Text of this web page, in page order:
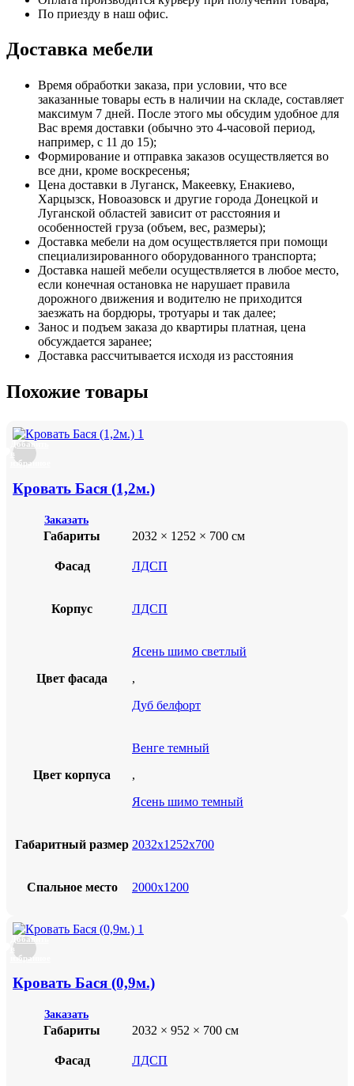
По приезду в наш офис.
Доставка мебели
Время обработки заказа, при условии, что все
заказанные товары есть в наличии на складе, составляет
максимум 7 дней. После этого мы обсудим удобное для
Вас время доставки (обычно это 4-часовой период,
например, с 11 до 15);
Формирование и отправка заказов осуществляется во
все дни, кроме воскресенья;
Цена доставки в Луганск, Макеевку, Енакиево,
Харцызск, Новоазовск и другие города Донецкой и
Луганской областей зависит от расстояния и
особенностей груза (объем, вес, размеры);
Доставка мебели на дом осуществляется при помощи
специализированного оборудованного транспорта;
Доставка нашей мебели осуществляется в любое место,
если конечная остановка не нарушает правила
дорожного движения и водителю не приходится
заезжать на бордюры, тротуары и так далее;
Занос и подъем заказа до квартиры платная, цена
обсуждается заранее;
Доставка рассчитывается исходя из расстояния
Похожие товары
Добавить
в
избранное
Кровать Бася (1,2м.)
Заказать
Габариты 2032 × 1252 × 700 см
Фасад ЛДСП
Корпус ЛДСП
Цвет фасада
Ясень шимо светлый
,
Дуб белфорт
Цвет корпуса
Венге темный
,
Ясень шимо темный
Габаритный размер 2032х1252х700
Спальное место 2000х1200
Добавить
в
избранное
Кровать Бася (0,9м.)
Заказать
Габариты 2032 × 952 × 700 см
Фасад ЛДСП